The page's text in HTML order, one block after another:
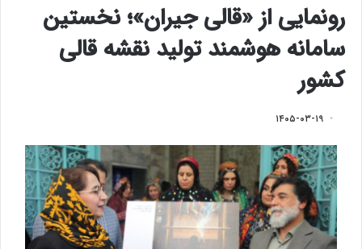
رونمایی از «قالی جیران»؛ نخستین
سامانه هوشمند تولید نقشه قالی
کشور
۱۴۰۵-۰۳-۱۹